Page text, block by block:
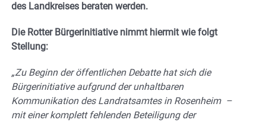
des Landkreises beraten werden.
Die Rotter Bürgerinitiative nimmt hiermit wie folgt
Stellung:
„Zu Beginn der öffentlichen Debatte hat sich die
Bürgerinitiative aufgrund der unhaltbaren
Kommunikation des Landratsamtes in Rosenheim –
mit einer komplett fehlenden Beteiligung der